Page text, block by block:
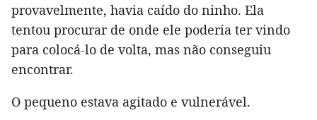
provavelmente, havia caído do ninho. Ela
tentou procurar de onde ele poderia ter vindo
para colocá-lo de volta, mas não conseguiu
encontrar.
O pequeno estava agitado e vulnerável.